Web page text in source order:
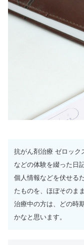
抗がん剤治療 ゼロック
などの体験を綴った日
個人情報などを伏せる
たものを、ほぼそのま
治療中の方は、どの時
かなと思います。